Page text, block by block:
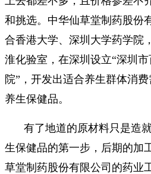
和挑选。中华仙草堂制药股份
合香港大学、深圳大学药学院
淮化验室，在深圳设立“深圳
院”，开发出适合养生群体消
养生保健品。
有了地道的原材料只是造
生保健品的第一步，后期的加
草堂制药股份有限公司的药业